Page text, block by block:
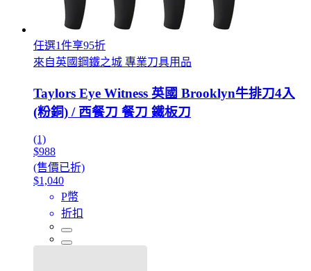
任選1件享95折
來自英國鋼鐵之城 專業刀具用品
Taylors Eye Witness 英國 Brooklyn牛排刀4入
(粉銅) / 西餐刀 餐刀 鐵板刀
(1)
$988
(售價已折)
$1,040
P幣
折扣